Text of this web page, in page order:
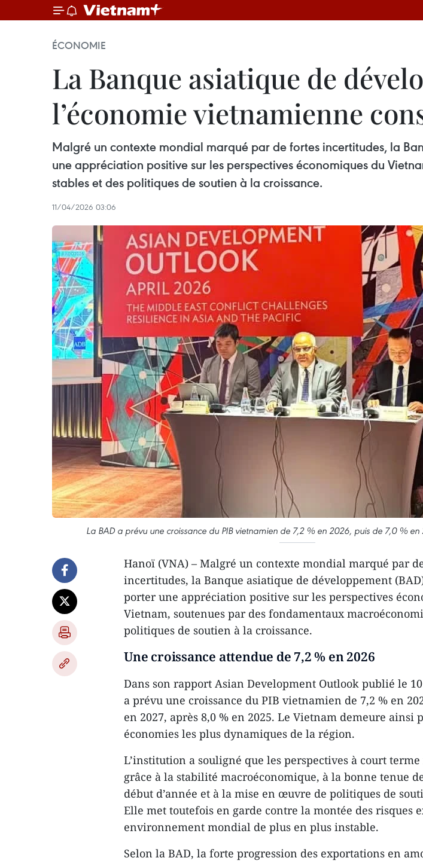
ÉCONOMIE
La Banque asiatique de
l’économie vietnamienne
Malgré un contexte mondial marqué par de fortes incertitudes, la
une appréciation positive sur les perspectives économiques du
stables et des politiques de soutien à la croissance.
11/04/2026 03:06
La BAD a prévu une croissance du PIB vietnamien de 7,2 % en 2026, puis de 7,0 % en
Hanoï (VNA) – Malgré un contexte mondial marqué par
incertitudes, la Banque asiatique de développement
porter une appréciation positive sur les perspectives
Vietnam, soutenues par des fondamentaux
politiques de soutien à la croissance.
Une croissance attendue de 7,2 % en 2026
Dans son rapport Asian Development Outlook publié le
a prévu une croissance du PIB vietnamien de 7,2 % en
en 2027, après 8,0 % en 2025. Le Vietnam demeure ainsi
économies les plus dynamiques de la région.
L’institution a souligné que les perspectives à court
grâce à la stabilité macroéconomique, à la bonne tenue
début d’année et à la mise en œuvre de politiques de
Elle met toutefois en garde contre la montée des risques
environnement mondial de plus en plus instable.
Selon la BAD, la forte progression des exportations en